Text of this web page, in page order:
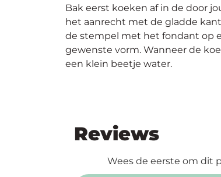
Bak eerst koeken af in de door
het aanrecht met de gladde
de stempel met het fondant op
gewenste vorm. Wanneer de
een klein beetje water.
Reviews
Wees de eerste om dit